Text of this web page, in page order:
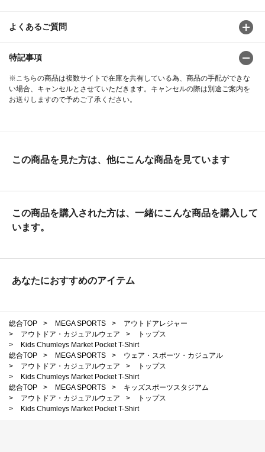
よくあるご質問
特記事項
※こちらの商品は複数サイトで在庫を共有している為、商品の手配ができな
い場合、キャンセルとさせていただきます。キャンセルの際は別途ご案内を
お送りしますので予めご了承ください。
この商品を見た方は、他にこんな商品を見ています
この商品を購入された方は、一緒にこんな商品を購入して
います。
あなたにおすすめのアイテム
総合TOP > MEGA SPORTS >
アウトドアレジャー
>
アウトドア・カジュアルウェア >
トップス
>
Kids Chumleys Market Pocket T-Shirt
総合TOP
> MEGA SPORTS >
ウェア・スポーツ・カジュアル
>
アウトドア・カジュアルウェア >
トップス
>
Kids Chumleys Market Pocket T-Shirt
総合TOP
> MEGA SPORTS >
キッズスポーツスタジアム
>
アウトドア・カジュアルウェア >
トップス
>
Kids Chumleys Market Pocket T-Shirt